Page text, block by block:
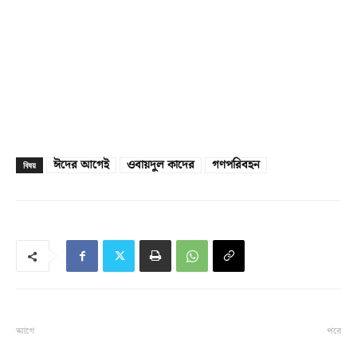
বিষয় ঈদের আগেই ওবায়দুল কাদের গণপরিবহন
আগে পরে